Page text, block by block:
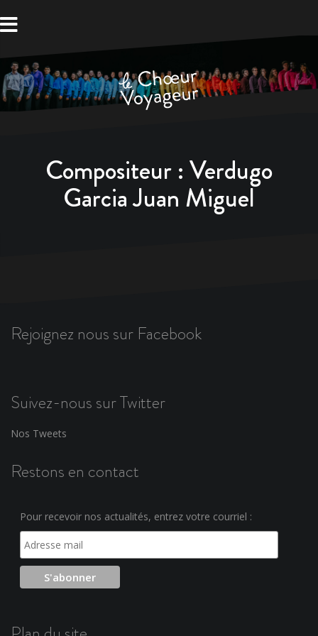
au
Compositeur :Verdugo
Garcia Juan Miguel
Rejoignez nous sur Facebook
Suivez-nous sur Twitter
Nos Tweets
Restons en contact
Pour recevoir nos actualités, entrez votre courriel :